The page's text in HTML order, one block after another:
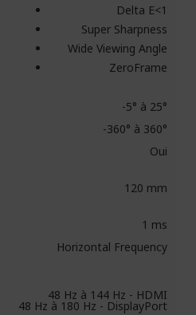
Delta E<1
Super Sharpness
Wide Viewing Angle
ZeroFrame
-5° à 25°
-360° à 360°
Oui
120 mm
1 ms
Horizontal Frequency
48 Hz à 144 Hz - HDMI
48 Hz à 180 Hz - DisplayPort